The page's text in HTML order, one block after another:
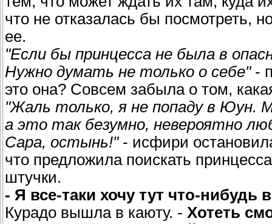
что не отказалась бы посмотреть,
ее.
"Если бы принцесса не была в
Нужно думать не только о себе"-
это она? Совсем забыла о том,
"Жаль только, я не попаду в Юун.
а это так безумно, невероятно
Сара, остынь!"- исфири
что предложила поискать
штучки.
- Я все-таки хочу тут что-нибудь
Курадо вышла в каюту. - Хотеть